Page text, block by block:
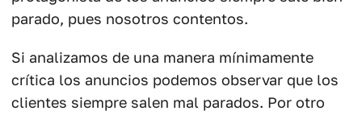
parado, pues nosotros contentos.
Si analizamos de una manera mínimamente
crítica los anuncios podemos observar que los
clientes siempre salen mal parados. Por otro